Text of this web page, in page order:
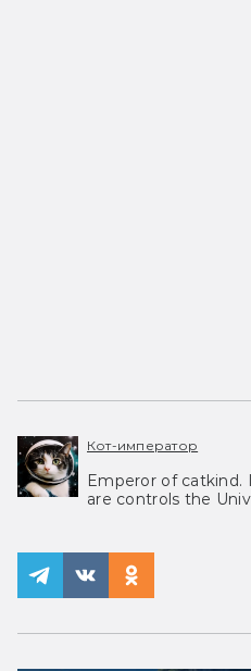
Кот-император
Emperor of catkind.
are controls the